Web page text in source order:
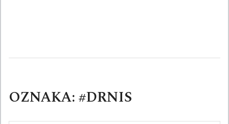
OZNAKA:#DRNIS